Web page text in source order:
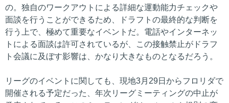
の。独自のワークアウトによる詳細な運動能力チェックや
面談を行うことができるため、ドラフトの最終的な判断を
行う上で、極めて重要なイベントだ。電話やインターネッ
トによる面談は許可されているが、この接触禁止がドラフ
ト会議に及ぼす影響は、かなり大きなものとなるだろう。
リーグのイベントに関しても、現地3月29日からフロリダで
開催される予定だった、年次リーグミーティングの中止が